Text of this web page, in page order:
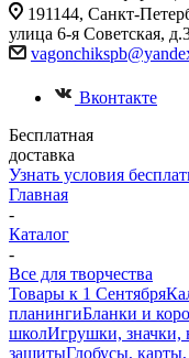
191144, Санкт-
улица 6-я Советская,
Вконтакте
Бесплатная
доставка
Узнать условия
Главная
-
Каталог
-
Все для творчества
Товары к 1 Сентября
планингиБланки и
школИгрушки, значки,
защитыГлобусы,